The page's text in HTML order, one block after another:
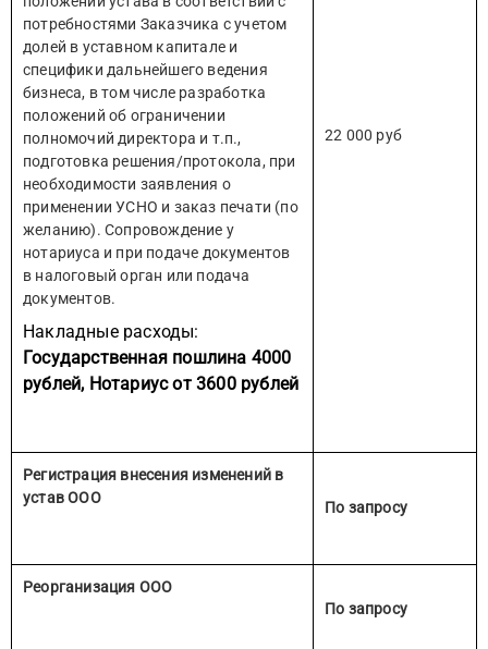
потребностями Заказчика с учетом
долей в уставном капитале и
специфики дальнейшего ведения
бизнеса, в том числе разработка
положений об ограничении
полномочий директора и т.п.,
подготовка решения/протокола, при
необходимости заявления о
применении УСНО и заказ печати (по
желанию). Сопровождение у
нотариуса и при подаче документов
в налоговый орган или подача
документов.
Накладные расходы:
Государственная пошлина 4000
рублей, Нотариус от 3600 рублей
22 000 руб
Регистрация внесения изменений в
устав ООО
По запросу
Реорганизация ООО
По запросу